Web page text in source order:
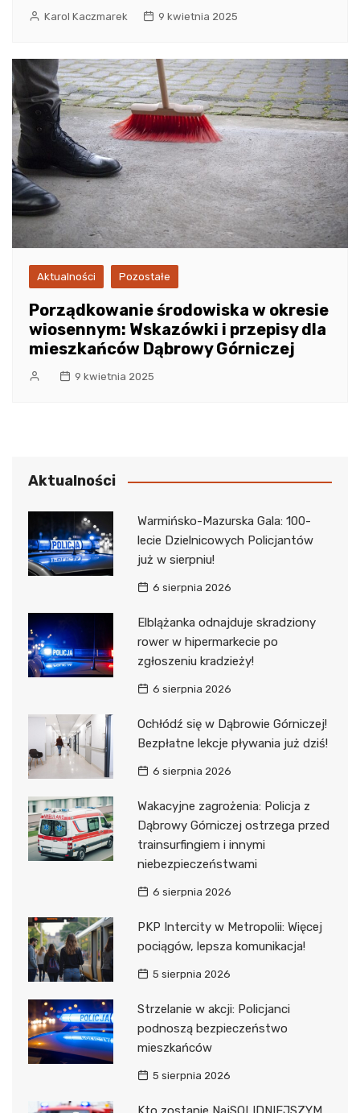
Karol Kaczmarek 9 kwietnia 2025
Aktualności Pozostałe
Porządkowanie środowiska w okresie
wiosennym: Wskazówki i przepisy dla
mieszkańców Dąbrowy Górniczej
9 kwietnia 2025
Aktualności
Warmińsko-Mazurska Gala: 100-
lecie Dzielnicowych Policjantów
już w sierpniu!
6 sierpnia 2026
Elblążanka odnajduje skradziony
rower w hipermarkecie po
zgłoszeniu kradzieży!
6 sierpnia 2026
Ochłódź się w Dąbrowie Górniczej!
Bezpłatne lekcje pływania już dziś!
6 sierpnia 2026
Wakacyjne zagrożenia: Policja z
Dąbrowy Górniczej ostrzega przed
trainsurfingiem i innymi
niebezpieczeństwami
6 sierpnia 2026
PKP Intercity w Metropolii: Więcej
pociągów, lepsza komunikacja!
5 sierpnia 2026
Strzelanie w akcji: Policjanci
podnoszą bezpieczeństwo
mieszkańców
5 sierpnia 2026